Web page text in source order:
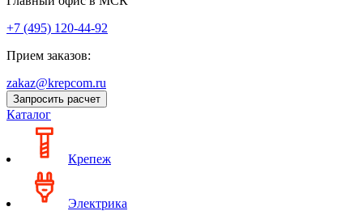
+7 (495) 120-44-92
Прием заказов:
zakaz@krepcom.ru
Запросить расчет
Каталог
Крепеж
Электрика